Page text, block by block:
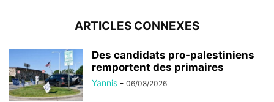
ARTICLES CONNEXES
Des candidats pro-palestiniens
remportent des primaires
Yannis - 06/08/2026